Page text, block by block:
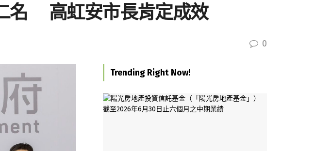
名 高虹安市長肯定成效
0
Trending Right Now!